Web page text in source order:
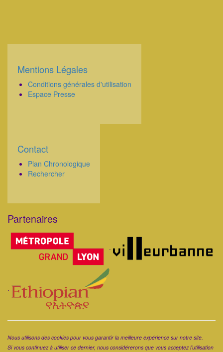
Corps
Mentions Légales
Conditions générales d'utilisation
Espace Presse
Corps
Contact
Plan Chronologique
Rechercher
Partenaires
Corps
.
.
Nous utilisons des cookies pour vous garantir la meilleure expérience sur notre site.
Si vous continuez à utiliser ce dernier, nous considérerons que vous acceptez l'utilisation